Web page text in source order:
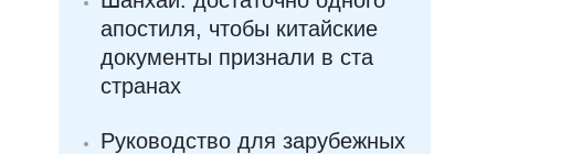
апостиля, чтобы китайские
документы признали в ста
странах
Руководство для зарубежных